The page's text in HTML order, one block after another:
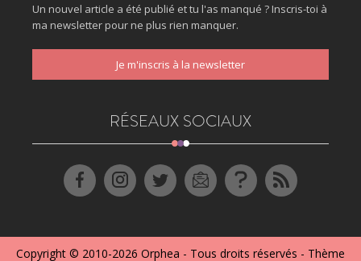
Un nouvel article a été publié et tu l'as manqué ? Inscris-toi à
ma newsletter pour ne plus rien manquer.
Je m'inscris à la newsletter
RÉSEAUX SOCIAUX
Copyright © 2010-2026 Orphea - Tous droits réservés - Thème